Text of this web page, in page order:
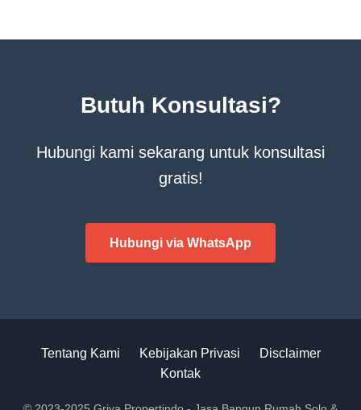
Butuh Konsultasi?
Hubungi kami sekarang untuk konsultasi
gratis!
Hubungi via WhatsApp
Tentang Kami Kebijakan Privasi
Disclaimer
Kontak